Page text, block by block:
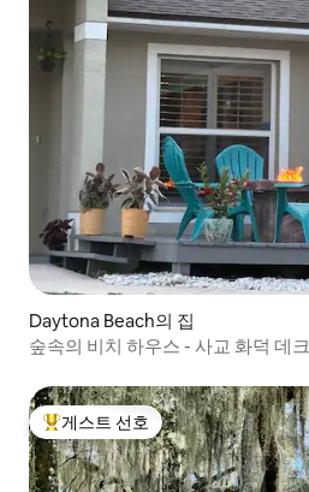
Daytona Beach의 집
숲속의 비치 하우스 - 사교 화덕 데크
상위 게스트 선호
게스트 선호